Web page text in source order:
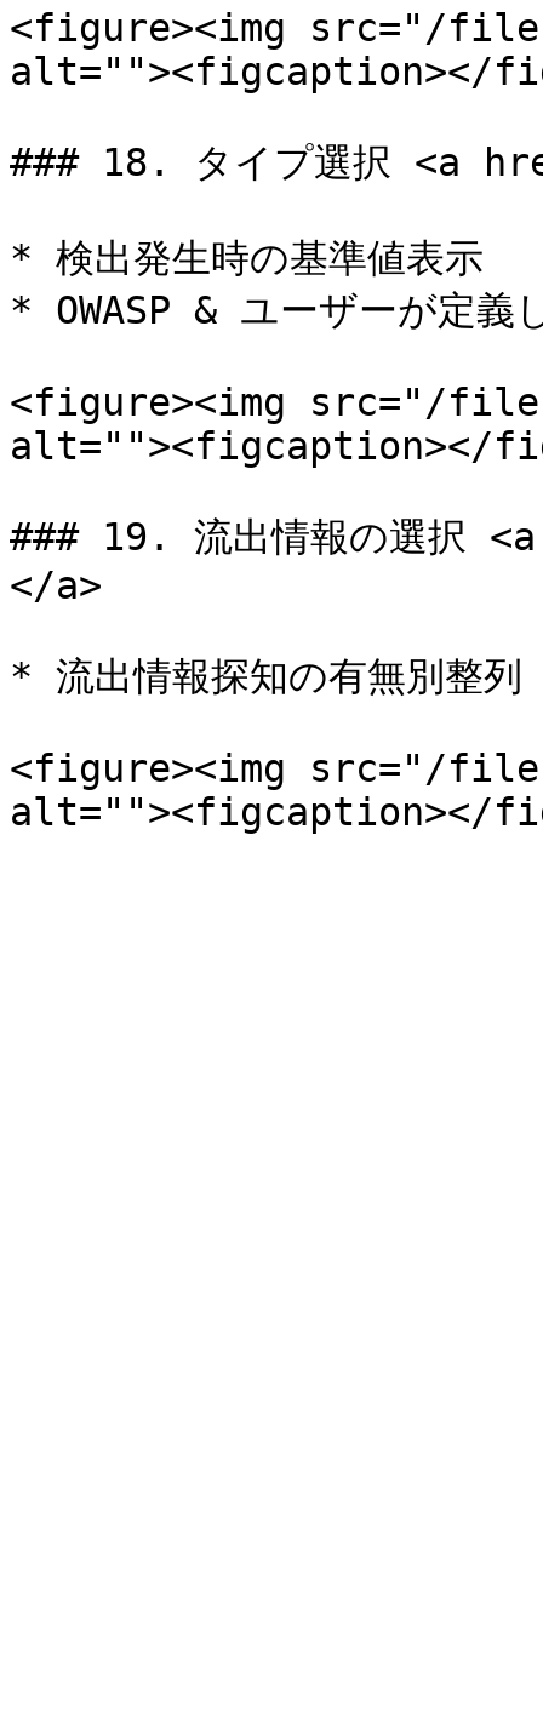
<figure><img src="/files/
alt=""><figcaption></
### 18. タイプ選択 <a
* 検出発生時の基準値表示
* OWASP & ユーザーが定義
<figure><img src="/files/
alt=""><figcaption></
### 19. 流出情報の選
</a>
* 流出情報探知の有無別整列
<figure><img src="/files/